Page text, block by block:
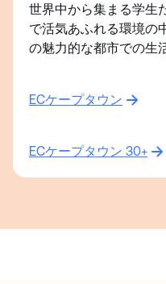
世界中から集まる学生
で活気あふれる環境の
の魅力的な都市での生
ECケープタウン
ECケープタウン 30+